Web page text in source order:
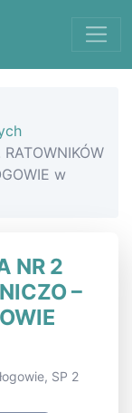
w
NR 2
–
SP 2